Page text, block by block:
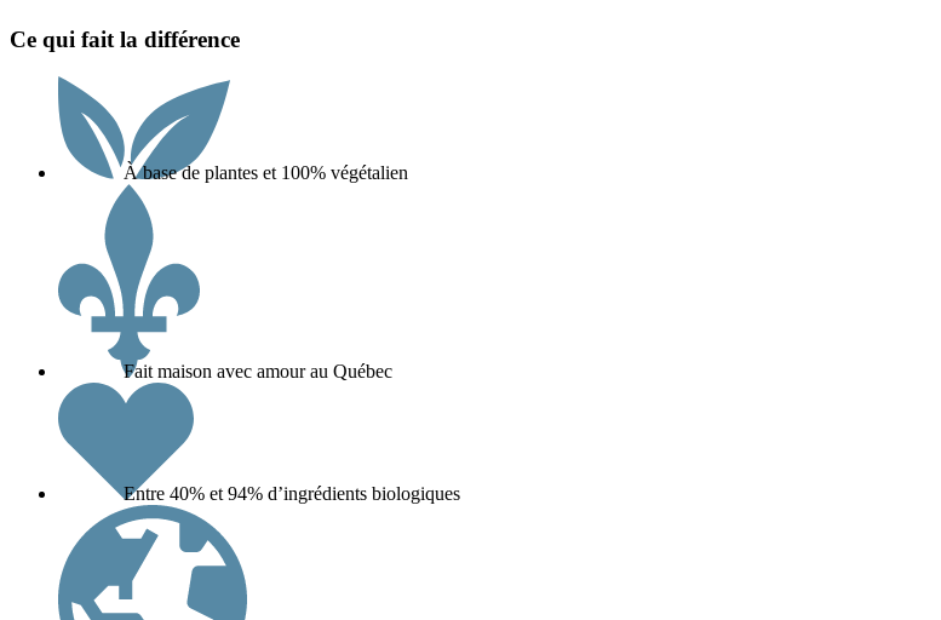
Ce qui fait la différence
À base de plantes et 100% végétalien
Fait maison avec amour au Québec
Entre 40% et 94% d’ingrédients biologiques